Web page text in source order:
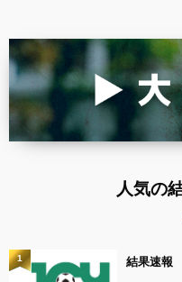
人気の
結果速報
1